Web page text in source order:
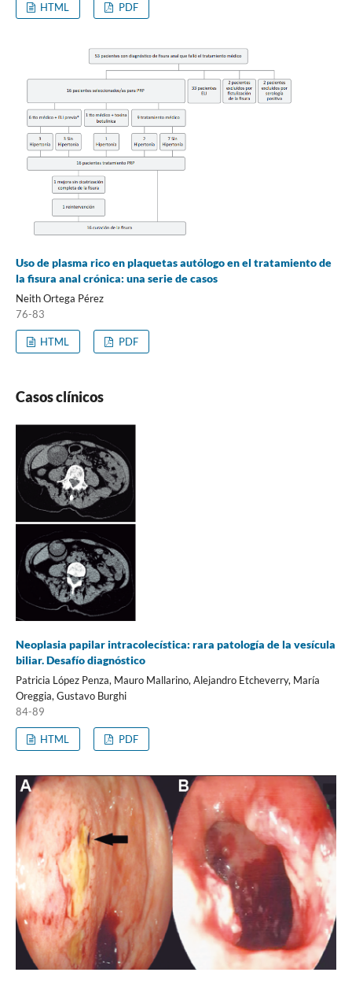
HTML PDF
Uso de plasma rico en plaquetas autólogo en el tratamiento de
la fisura anal crónica: una serie de casos
Neith Ortega Pérez
76-83
HTML PDF
Casos clínicos
Neoplasia papilar intracolecística: rara patología de la vesícula
biliar. Desafío diagnóstico
Patricia López Penza, Mauro Mallarino, Alejandro Etcheverry, María
Oreggia, Gustavo Burghi
84-89
HTML PDF